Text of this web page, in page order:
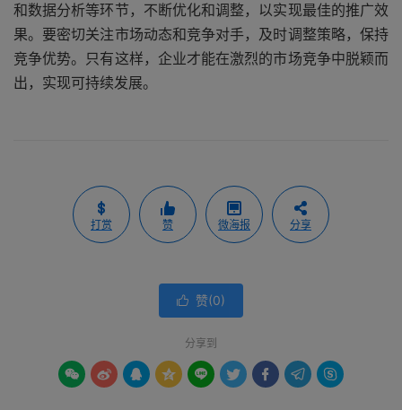
和数据分析等环节，不断优化和调整，以实现最佳的推广效
果。要密切关注市场动态和竞争对手，及时调整策略，保持
竞争优势。只有这样，企业才能在激烈的市场竞争中脱颖而
出，实现可持续发展。
打赏 赞 微海报 分享
 赞(0)
分享到
        